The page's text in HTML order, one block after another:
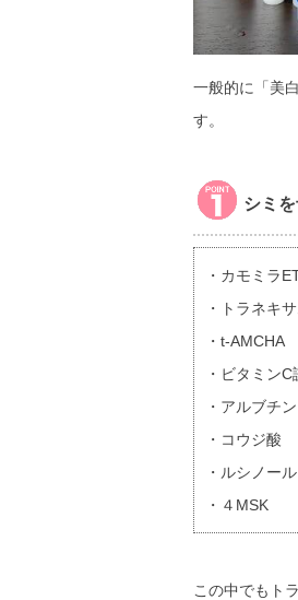
一般的に「美
す。
シミ
・カモミラ
・トラネキ
・t-AMCHA
・ビタミン
・アルブチン
・コウジ酸
・ルシノール
・４MSK
この中でもト